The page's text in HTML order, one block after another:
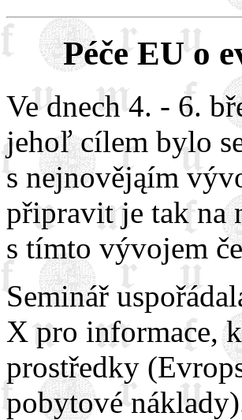
Péče EU o
Ve dnech 4. - 6.
jehoľ cílem bylo
s nejnovějąím
připravit je tak na
s tímto vývojem
Seminář
X pro informace,
prostředky
pobytové